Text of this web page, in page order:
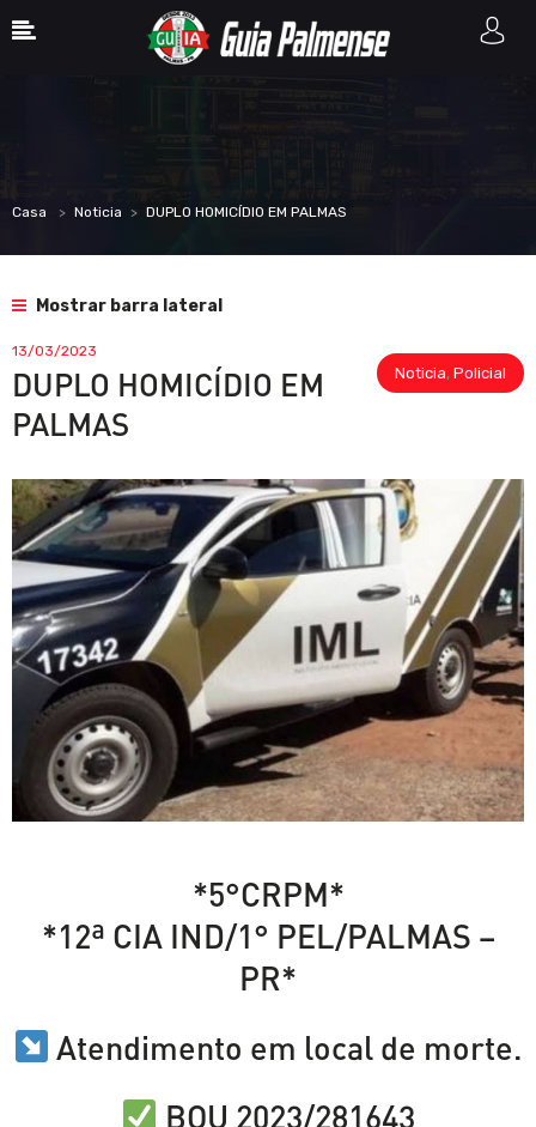
Casa Noticia DUPLO HOMICÍDIO EM PALMAS
Mostrar barra lateral
Noticia, Policial
13/03/2023
DUPLO HOMICÍDIO EM
PALMAS
*5°CRPM*
*12ª CIA IND/1° PEL/PALMAS –
PR*
Atendimento em local de morte.
BOU 2023/281643